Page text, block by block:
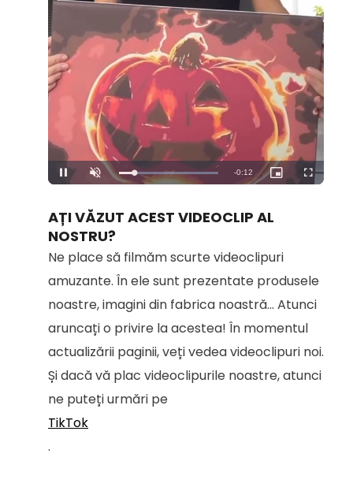
Pause Unmute Loaded:
100.00%
Remaining
-0:12
Picture-
in-
Fullscreen
AȚI VĂZUT ACEST VIDEOCLIP AL
NOSTRU?
Ne place să filmăm scurte videoclipuri
amuzante. În ele sunt prezentate produsele
noastre, imagini din fabrica noastră... Atunci
aruncați o privire la acestea! În momentul
actualizării paginii, veți vedea videoclipuri noi.
Și dacă vă plac videoclipurile noastre, atunci
ne puteți urmări pe
TikTok
.